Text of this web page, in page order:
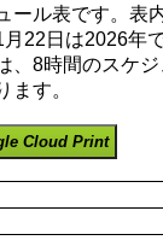
ール表です。表
22日は2026年
、8時間のスケ
ます。
Cloud Print